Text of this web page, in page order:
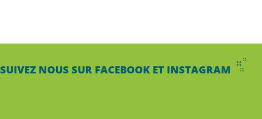
SUIVEZ NOUS SUR FACEBOOK ET INSTAGRAM